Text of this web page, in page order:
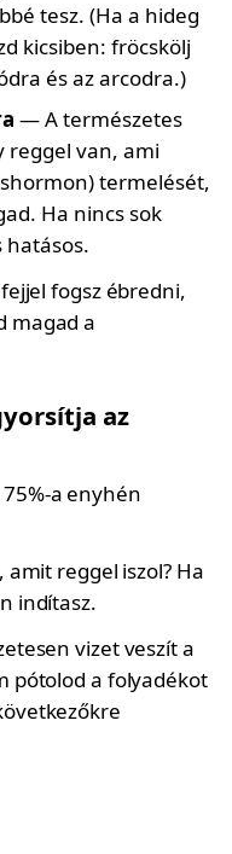
tesz. (Ha a hideg
kicsiben: fröcskölj
és az arcodra.)
— A természetes
reggel van, ami
termelését,
Ha nincs sok
hatásos.
fogsz ébredni,
magad a
az
a enyhén
amit reggel iszol? Ha
indítasz.
vizet veszít a
pótolod a folyadékot